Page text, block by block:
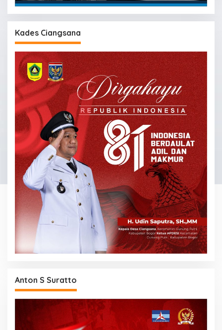
Kades Ciangsana
Anton S Suratto